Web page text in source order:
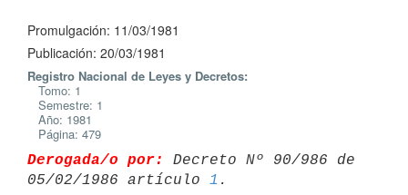
Promulgación: 11/03/1981
Publicación: 20/03/1981
Registro Nacional de Leyes y Decretos:
Tomo: 1
Semestre: 1
Año: 1981
Página: 479
Derogada/o por:
Decreto Nº 90/986 de
05/02/1986 artículo 1